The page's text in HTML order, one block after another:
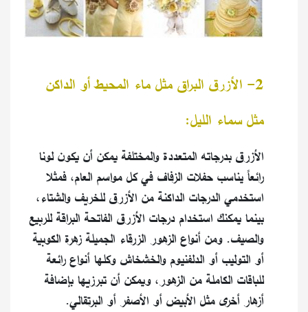
2- الأزرق البراق مثل ماء المحيط أو الداكن
مثل سماء الليل:
الأزرق بدرجاته المتعددة والمختلفة يمكن أن يكون لونا
رائعاً يناسب حفلات الزفاف في كل مواسم العام، فمثلا
استخدمي الدرجات الداكنة من الأزرق للخريف والشتاء،
بينما يمكنك استخدام درجات الأزرق الفاتحة البراقة للربيع
والصيف. ومن أنواع الزهور الزرقاء الجميلة زهرة الكوبية
أو التوليب أو الدلفنيوم والخشخاش وكلها أنواع رائعة
للباقات الكاملة من الزهور، ويمكن أن تبرزيها بإضافة
أزهار أخرى مثل الأبيض أو الأصفر أو البرتقالي.